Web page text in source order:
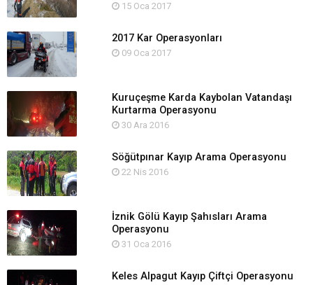
15 Oca 2017
2017 Kar Operasyonları
09 Oca 2017
Kuruçeşme Karda Kaybolan Vatandaşı
Kurtarma Operasyonu
30 Ara 2016
Söğütpınar Kayıp Arama Operasyonu
22 Nis 2016
İznik Gölü Kayıp Şahısları Arama
Operasyonu
31 Oca 2016
Keles Alpagut Kayıp Çiftçi Operasyonu